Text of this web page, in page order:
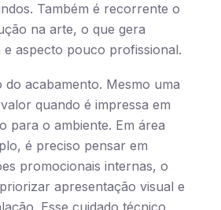
Também é recorrente o
na arte, o que gera
aspecto pouco profissional.
do acabamento. Mesmo uma
quando é impressa em
para o ambiente. Em área
é preciso pensar em
promocionais internas, o
apresentação visual e
Esse cuidado técnico